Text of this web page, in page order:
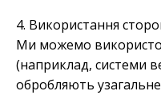
4. Використання
Ми можемо
(наприклад, системи
обробляють